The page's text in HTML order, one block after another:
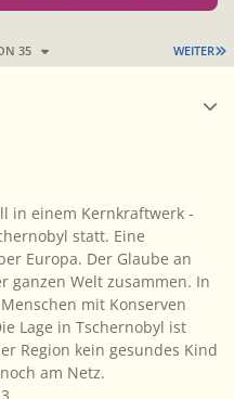
WEITER
35
in einem Kernkraftwerk -
statt. Eine
Europa. Der Glaube an
ganzen Welt zusammen. In
mit Konserven
Lage in Tschernobyl ist
Region kein gesundes Kind
am Netz.